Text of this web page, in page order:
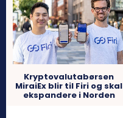
Kryptovalutabørsen
MiraiEx blir til Firi og skal
ekspandere i Norden